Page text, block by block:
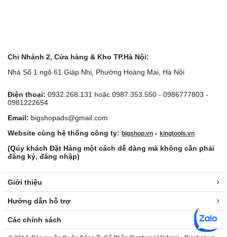
Chi Nhánh 2, Cửa hàng & Kho TP.Hà Nội:
Nhà Số 1 ngõ 61 Giáp Nhị, Phường Hoàng Mai, Hà Nội
Điện thoại: 0932.268.131 hoặc 0987.353.550 - 0986777803 -
0981222654
Email: bigshopads@gmail.com
Website cùng hệ thống công ty: bigshop.vn - kingtools.vn
(Qúy khách Đặt Hàng một cách dễ dàng mà không cần phải
đăng ký, đăng nhập)
Giới thiệu
Hướng dẫn hỗ trợ
Các chính sách